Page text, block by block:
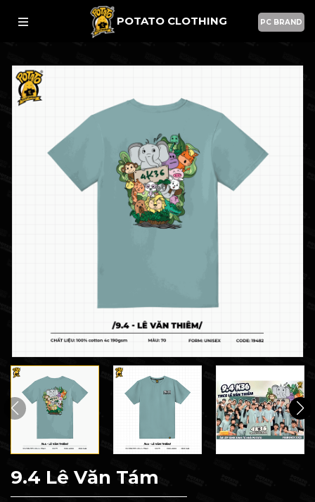
POTATO CLOTHING PC BRAND
9.4 Lê Văn Tám